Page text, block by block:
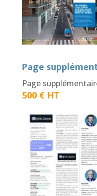
Page
Page
500 € HT